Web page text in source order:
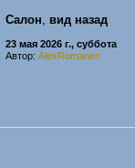
Салон, вид назад
23 мая 2026 г., суббота
Автор: AlexRomanen